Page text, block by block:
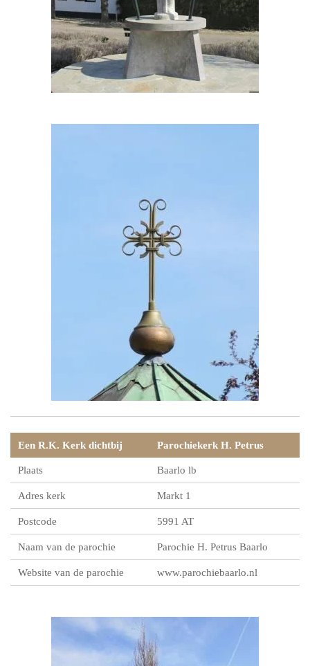
Een R.K. Kerk dichtbij Parochiekerk H. Petrus
Plaats Baarlo lb
Adres kerk Markt 1
Postcode 5991 AT
Naam van de parochie Parochie H. Petrus Baarlo
Website van de parochie www.parochiebaarlo.nl